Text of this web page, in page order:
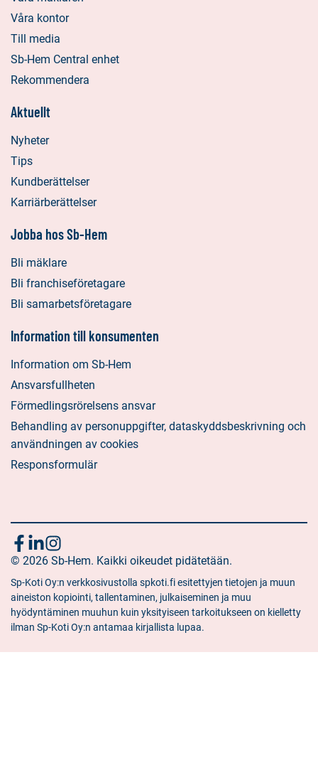
Våra kontor
Till media
Sb-Hem Central enhet
Rekommendera
Aktuellt
Nyheter
Tips
Kundberättelser
Karriärberättelser
Jobba hos Sb-Hem
Bli mäklare
Bli franchiseföretagare
Bli samarbetsföretagare
Information till konsumenten
Information om Sb-Hem
Ansvarsfullheten
Förmedlingsrörelsens ansvar
Behandling av personuppgifter, dataskyddsbeskrivning och
användningen av cookies
Responsformulär
Följ
oss
Sociala
media:
facebook
Sociala
media:
linkedin
Sociala
media:
instagram
© 2026 Sb-Hem. Kaikki oikeudet pidätetään.
Sp-Koti Oy:n verkkosivustolla spkoti.fi esitettyjen tietojen ja muun
aineiston kopiointi, tallentaminen, julkaiseminen ja muu
hyödyntäminen muuhun kuin yksityiseen tarkoitukseen on kielletty
ilman Sp-Koti Oy:n antamaa kirjallista lupaa.